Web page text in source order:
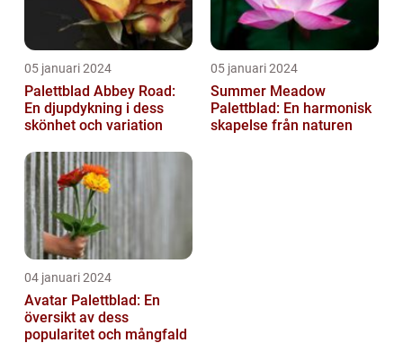
05 januari 2024
Palettblad Abbey Road:
En djupdykning i dess
skönhet och variation
05 januari 2024
Summer Meadow
Palettblad: En harmonisk
skapelse från naturen
04 januari 2024
Avatar Palettblad: En
översikt av dess
popularitet och mångfald